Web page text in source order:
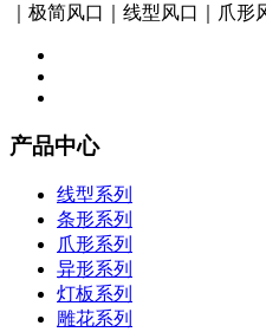
｜极简风口｜线型风口｜爪形
产品中心
线型系列
条形系列
爪形系列
异形系列
灯板系列
雕花系列